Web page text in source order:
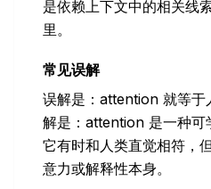
是依赖上下文中的相关线
里。
常见误解
误解是：attention 就等于
解是：attention 是一种可
它有时和人类直觉相符，
意力或解释性本身。